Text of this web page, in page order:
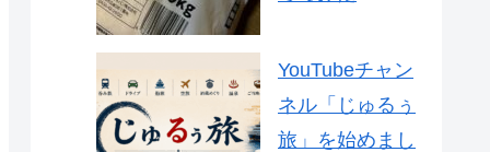
YouTubeチャン
ネル「じゅるぅ
旅」を始めまし